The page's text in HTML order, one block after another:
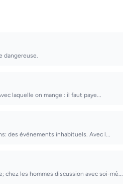
dangereuse.
laquelle on mange : il faut paye...
des événements inhabituels. Avec l...
chez les hommes discussion avec soi-mê...